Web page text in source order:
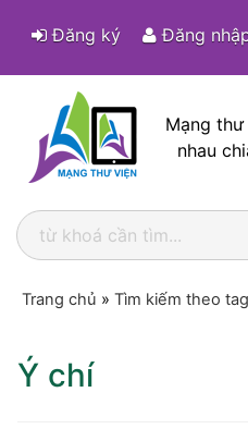
Đăng ký Đăng
Mạng
nhau
Trang chủ » Tìm kiếm theo tag
Ý chí